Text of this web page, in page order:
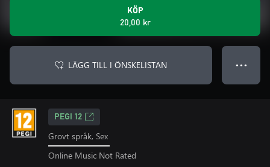
KÖP
20,00 kr
LÄGG TILL I ÖNSKELISTAN ● ● ●
PEGI 12
Grovt språk, Sex
Online Music Not Rated